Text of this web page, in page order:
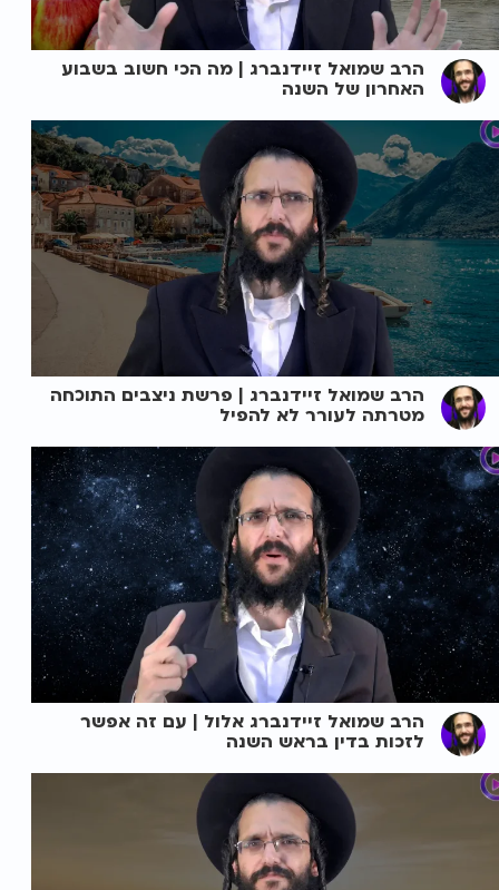
הרב שמואל זיידנברג | מה הכי חשוב בשבוע
האחרון של השנה
הרב שמואל זיידנברג | פרשת ניצבים התוכחה
מטרתה לעורר לא להפיל
הרב שמואל זיידנברג אלול | עם זה אפשר
לזכות בדין בראש השנה